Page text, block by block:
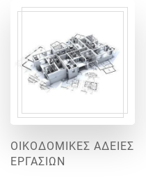
ΟΙΚΟΔΟΜΙΚΕΣ ΑΔΕΙΕΣ
ΕΡΓΑΣΙΩΝ